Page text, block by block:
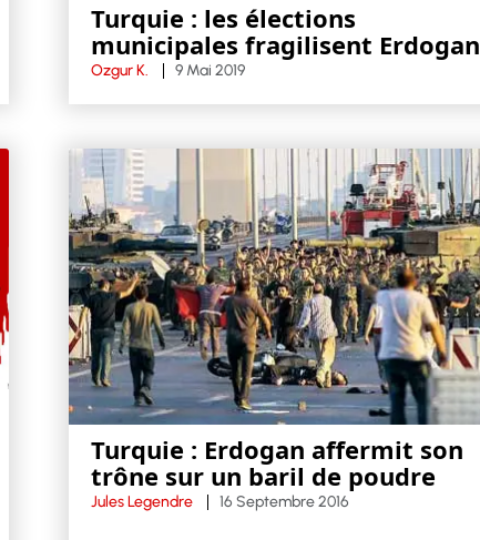
Turquie : les élections
municipales fragilisent Erdogan
Ozgur K. 9 Mai 2019
Turquie : Erdogan affermit son
trône sur un baril de poudre
Jules Legendre 16 Septembre 2016